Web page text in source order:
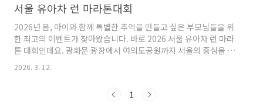
서울 유아차 런 마라톤대회
2026년 봄, 아이와 함께 특별한 추억을 만들고 싶은 부모님들을 위
한 최고의 이벤트가 찾아왔습니다. 바로 2026 서울 유아차 런 마라
톤 대회인데요. 광화문 광장에서 여의도공원까지 서울의 중심을 아
이와 함께 달리는 이번 대회의 상세 일정과 참여 방법완벽하게 정리
해드릴게요. 2026 서울 유아차 런: 대회 개요 및 일정 안내"우리 아
초등학생 이하 아동을 동반한 가족들을 위해 마련된 축제의 장입니
2026. 3. 12.
1